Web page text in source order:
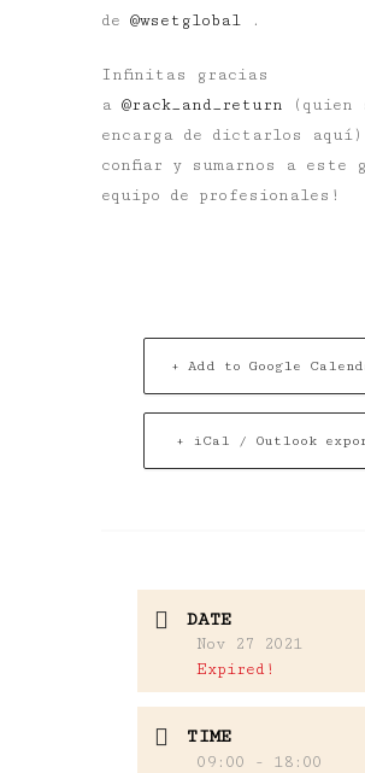
de @wsetglobal .
Infinitas gracias
a @rack_and_return (quien
encarga de dictarlos aquí)
confiar y sumarnos a este
equipo de profesionales!
+ Add to Google
+ iCal / Outlook
DATE
Nov 27 2021
Expired!
TIME
09:00 - 18:00